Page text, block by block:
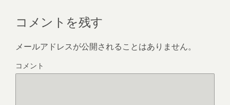
コメントを残す
メールアドレスが公開されることはありません。
コメント